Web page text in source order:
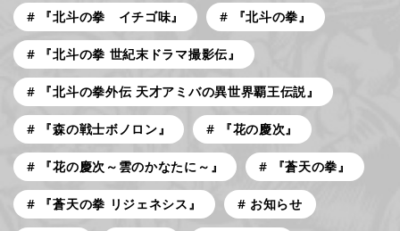
『北斗の拳 イチゴ味』 『北斗の拳』
『北斗の拳 世紀末ドラマ撮影伝』
『北斗の拳外伝 天才アミバの異世界覇王伝説』
『森の戦士ボノロン』 『花の慶次』
『花の慶次～雲のかなたに～』 『蒼天の拳』
『蒼天の拳 リジェネシス』 お知らせ